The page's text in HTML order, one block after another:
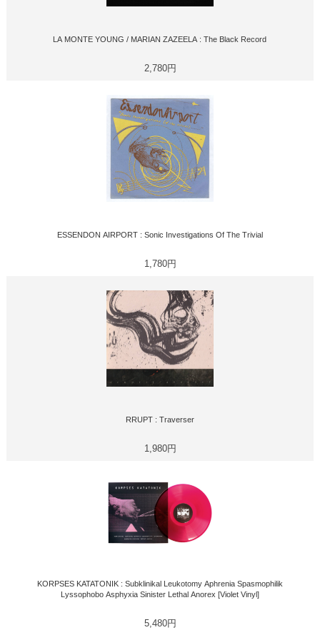
LA MONTE YOUNG / MARIAN ZAZEELA : The Black Record
2,780円
ESSENDON AIRPORT : Sonic Investigations Of The Trivial
1,780円
RRUPT : Traverser
1,980円
KORPSES KATATONIK : Subklinikal Leukotomy Aphrenia Spasmophilik
Lyssophobo Asphyxia Sinister Lethal Anorex [Violet Vinyl]
5,480円